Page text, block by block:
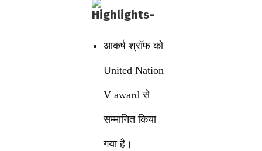
Highlights-
आकर्ष श्रॉफ को
United Nation
V award से
सम्मानित किया
गया है।